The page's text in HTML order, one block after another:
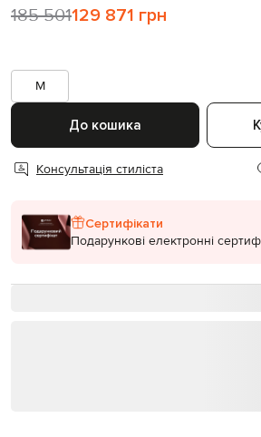
185 501129 871 грн
M
До кошика
Консультація стиліста
Сертифікати
Подарункові електронні